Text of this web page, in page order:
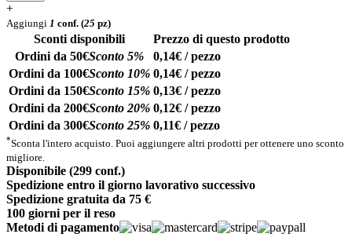
+
Aggiungi 1 conf. (25 pz)
Sconti disponibili
Prezzo di questo prodotto
Ordini da 50€Sconto 5%
0,14€ / pezzo
Ordini da 100€Sconto 10% 0,14€ / pezzo
Ordini da 150€Sconto 15% 0,13€ / pezzo
Ordini da 200€Sconto 20% 0,12€ / pezzo
Ordini da 300€Sconto 25% 0,11€ / pezzo
*Sconta l'intero acquisto. Puoi aggiungere altri prodotti per ottenere uno sconto
migliore.
Disponibile (299 conf.)
Spedizione entro il giorno lavorativo successivo
Spedizione gratuita da 75 €
100 giorni per il reso
Metodi di pagamento